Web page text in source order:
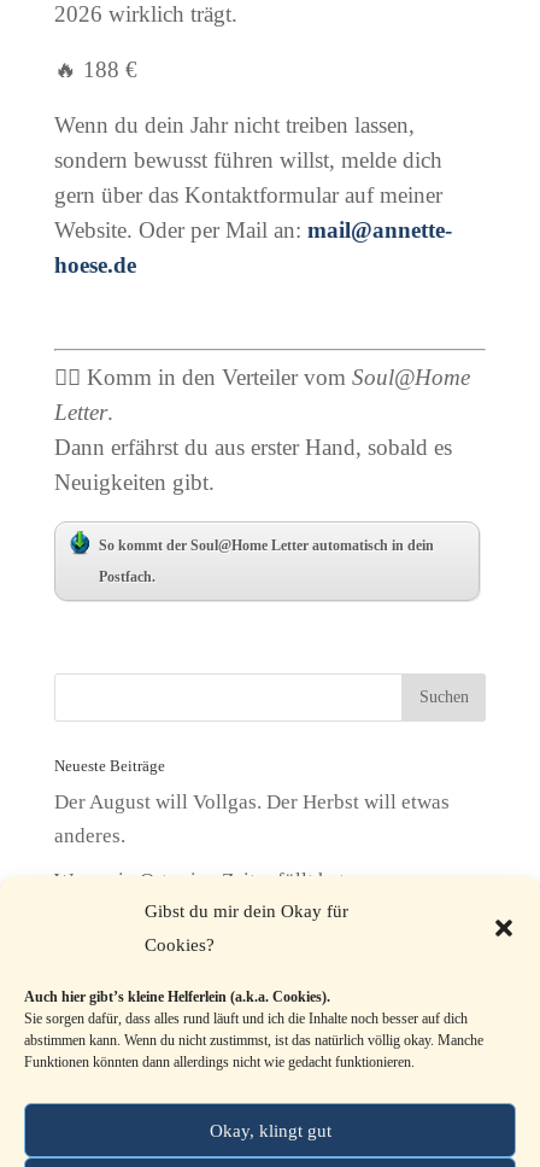
Gibst du mir dein Okay für
Cookies?
Auch hier gibt’s kleine Helferlein (a.k.a. Cookies).
Sie sorgen dafür, dass alles rund läuft und ich die Inhalte noch besser auf dich
abstimmen kann. Wenn du nicht zustimmst, ist das natürlich völlig okay. Manche
Funktionen könnten dann allerdings nicht wie gedacht funktionieren.
Okay, klingt gut
2026 wirklich trägt.
🔥 188 €
Wenn du dein Jahr nicht treiben lassen,
sondern bewusst führen willst, melde dich
gern über das Kontaktformular auf meiner
Website. Oder per Mail an: mail@annette-
hoese.de
👉🏻 Komm in den Verteiler vom Soul@Home
Letter.
Dann erfährst du aus erster Hand, sobald es
Neuigkeiten gibt.
So kommt der Soul@Home Letter automatisch in dein
Postfach.
Neueste Beiträge
Der August will Vollgas. Der Herbst will etwas
anderes.
Wenn ein Ort seine Zeit erfüllt hat
Kein Nährboden. Und trotzdem wächst sie.
Entschlossenheit im Monat der Wasserschlange
Kategorien